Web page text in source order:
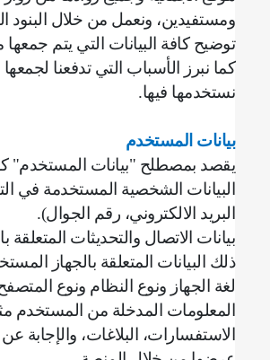
ومستفيدين، ونعمل من خلال البنود
توضيح كافة البيانات التي يتم جمعها
كما نبرز الأسباب التي تدفعنا لجمعها
نستخدمها فيها.
بيانات المستخدم
يقصد بمصطلح "بيانات المستخدم"
‌البيانات الشخصية المستخدمة في
البريد الالكتروني، رقم الجوال).
بيانات الاتصال والتحديثات المتعلقة
ذلك البيانات المتعلقة بالجهاز
لغة الجهاز ونوع النظام ونوع المتصفح.
‌المعلومات المدخلة من المستخدم
الاستفسارات، البلاغات، والإجابة عن